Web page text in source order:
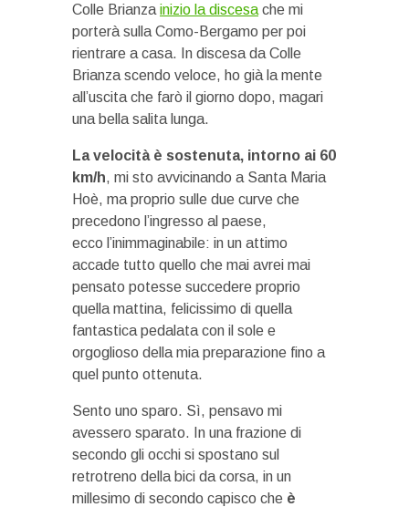
Colle Brianza inizio la discesa che mi
porterà sulla Como-Bergamo per poi
rientrare a casa. In discesa da Colle
Brianza scendo veloce, ho già la mente
all’uscita che farò il giorno dopo, magari
una bella salita lunga.
La velocità è sostenuta, intorno ai 60
km/h, mi sto avvicinando a Santa Maria
Hoè, ma proprio sulle due curve che
precedono l’ingresso al paese,
ecco l’inimmaginabile: in un attimo
accade tutto quello che mai avrei mai
pensato potesse succedere proprio
quella mattina, felicissimo di quella
fantastica pedalata con il sole e
orgoglioso della mia preparazione fino a
quel punto ottenuta.
Sento uno sparo. Sì, pensavo mi
avessero sparato. In una frazione di
secondo gli occhi si spostano sul
retrotreno della bici da corsa, in un
millesimo di secondo capisco che è